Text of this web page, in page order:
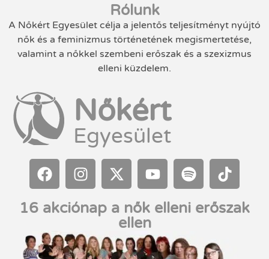
Rólunk
A Nőkért Egyesület célja a jelentős teljesítményt nyújtó
nők és a feminizmus történetének megismertetése,
valamint a nőkkel szembeni erőszak és a szexizmus
elleni küzdelem.
Nőkért
Egyesület
16 akciónap a nők elleni erőszak
ellen